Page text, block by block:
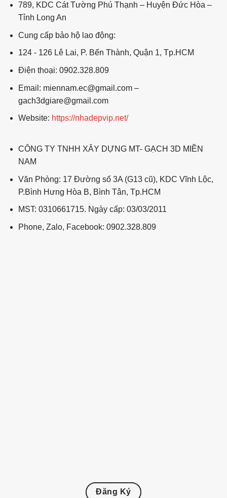
789, KDC Cát Tường Phú Thạnh – Huyện Đức Hòa –
Tỉnh Long An
Cung cấp bảo hộ lao động:
124 - 126 Lê Lai, P. Bến Thành, Quận 1, Tp.HCM
Điện thoại: 0902.328.809
Email: miennam.ec@gmail.com –
gach3dgiare@gmail.com
Website: https://nhadepvip.net/
CÔNG TY TNHH XÂY DỰNG MT- GẠCH 3D MIỀN
NAM
Văn Phòng: 17 Đường số 3A (G13 cũ), KDC Vĩnh Lộc,
P.Bình Hưng Hòa B, Bình Tân, Tp.HCM
MST: 0310661715. Ngày cấp: 03/03/2011
Phone, Zalo, Facebook: 0902.328.809
Đăng Ký